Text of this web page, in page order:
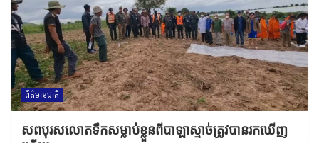
ព័ត៌មានជាតិ
សពបុរសលោតទឹកសម្លាប់ខ្លួនពីបាឡាស្មាច់ត្រូវបានរកឃើញ